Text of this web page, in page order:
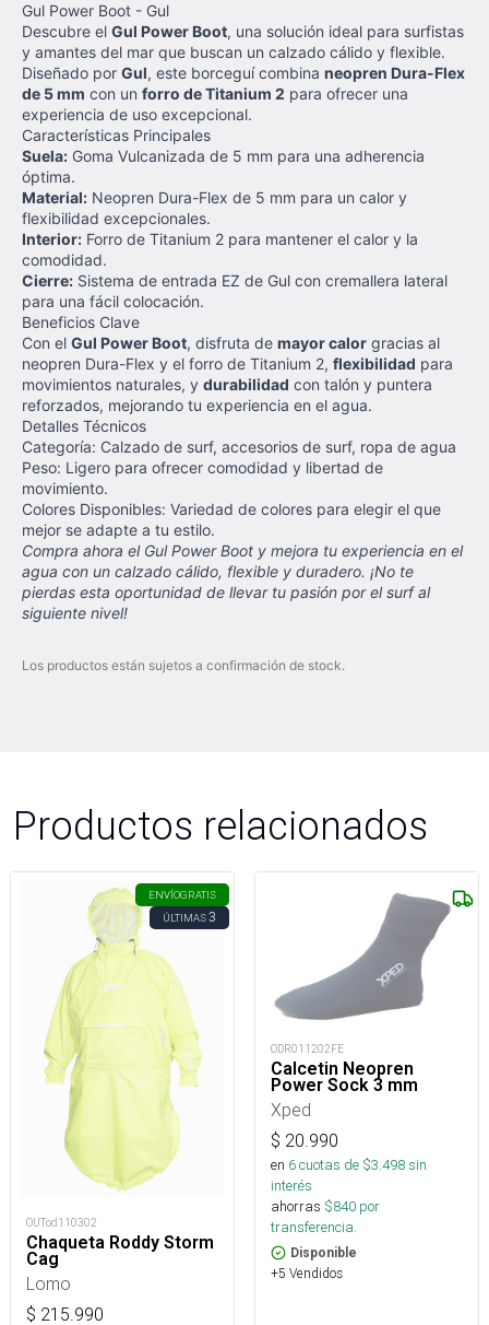
Gul Power Boot - Gul
Descubre el Gul Power Boot, una solución ideal para surfistas
y amantes del mar que buscan un calzado cálido y flexible.
Diseñado por Gul, este borceguí combina neopren Dura-Flex
de 5 mm con un forro de Titanium 2 para ofrecer una
experiencia de uso excepcional.
Características Principales
Suela: Goma Vulcanizada de 5 mm para una adherencia
óptima.
Material: Neopren Dura-Flex de 5 mm para un calor y
flexibilidad excepcionales.
Interior: Forro de Titanium 2 para mantener el calor y la
comodidad.
Cierre: Sistema de entrada EZ de Gul con cremallera lateral
para una fácil colocación.
Beneficios Clave
Con el Gul Power Boot, disfruta de mayor calor gracias al
neopren Dura-Flex y el forro de Titanium 2, flexibilidad para
movimientos naturales, y durabilidad con talón y puntera
reforzados, mejorando tu experiencia en el agua.
Detalles Técnicos
Categoría: Calzado de surf, accesorios de surf, ropa de agua
Peso: Ligero para ofrecer comodidad y libertad de
movimiento.
Colores Disponibles: Variedad de colores para elegir el que
mejor se adapte a tu estilo.
Compra ahora el Gul Power Boot y mejora tu experiencia en el
agua con un calzado cálido, flexible y duradero. ¡No te
pierdas esta oportunidad de llevar tu pasión por el surf al
siguiente nivel!
Los productos están sujetos a confirmación de stock.
Productos relacionados
ENVÍOGRATIS
ÚLTIMAS3
OUTod110302
Chaqueta Roddy Storm
Cag
Lomo
$ 215.990
ODR011202FE
Calcetin Neopren
Power Sock 3 mm
Xped
$ 20.990
en 6cuotas de $3.498sin
interés
ahorras $840 por
transferencia.
Disponible
+5 Vendidos